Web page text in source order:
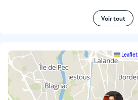
Voir tout
Leaflet